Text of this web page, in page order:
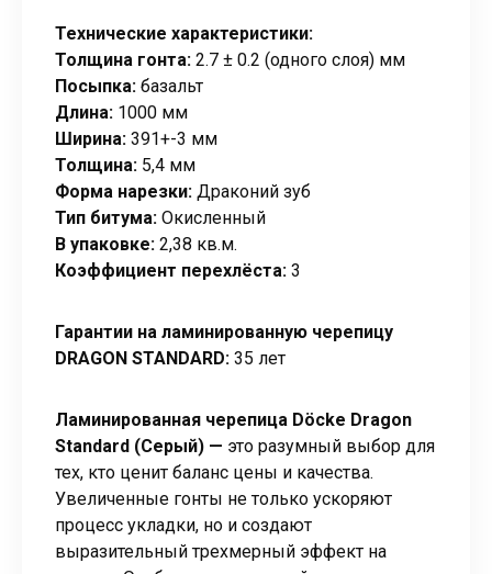
Технические характеристики:
Толщина гонта: 2.7 ± 0.2 (одного слоя) мм
Посыпка: базальт
Длина: 1000 мм
Ширина: 391+-3 мм
Толщина: 5,4 мм
Форма нарезки: Драконий зуб
Тип битума: Окисленный
В упаковке: 2,38 кв.м.
Коэффициент перехлёста: 3
Гарантии на ламинированную черепицу
DRAGON STANDARD: 35 лет
Ламинированная черепица Döcke Dragon
Standard (Серый) — это разумный выбор для
тех, кто ценит баланс цены и качества.
Увеличенные гонты не только ускоряют
процесс укладки, но и создают
выразительный трехмерный эффект на